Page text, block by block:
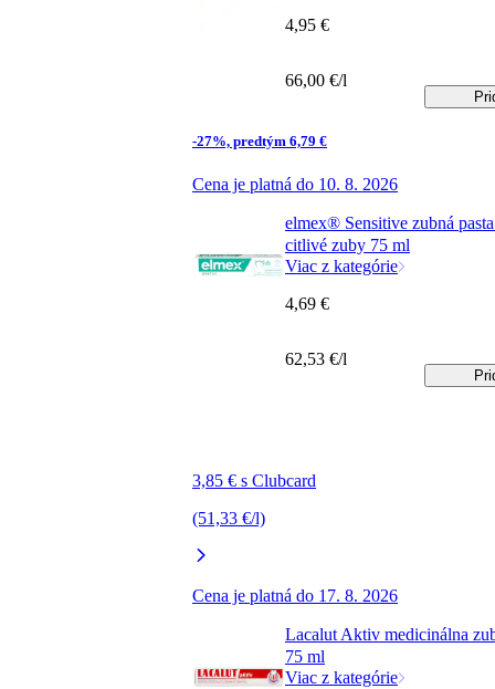
-27%, predtým 6,79 €
Cena je platná do 10. 8. 2026
4,95 €
66,00 €/l
elmex® Sensitive zubná
citlivé zuby 75 ml
Viac z kategórie
3,85 € s Clubcard
(51,33 €/l)
Cena je platná do 17. 8. 2026
4,69 €
62,53 €/l
Lacalut Aktiv medicinálna
75 ml
Viac z kategórie